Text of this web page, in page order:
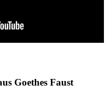
Goethes Faust